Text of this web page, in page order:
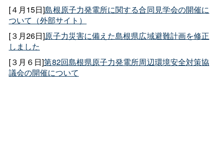
[４月15日]島根原子力発電所に関する合同見学会の開催に
ついて（外部サイト）
[３月26日]原子力災害に備えた島根県広域避難計画を修正
しました
[３月６日]第82回島根県原子力発電所周辺環境安全対策協
議会の開催について